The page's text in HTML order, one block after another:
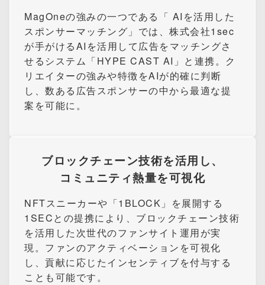
MagOneの強みの一つである「 AIを活用した
スポンサーマッチング」では、株式会社1sec
が手がけるAIを活用して広告をマッチングさ
せるシステム「HYPE CAST AI」と連携。ク
リエイターの強みや特徴をAIが的確に判断
し、数ある広告スポンサーの中から最適な提
案を可能に。
ブロックチェーン技術を活用し、
コミュニティ熱量を可視化
NFTスニーカーや「1BLOCK」を展開する
1SECとの提携により、ブロックチェーン技術
を活用した次世代のファンサイト運用が実
現。ファンのアクティベーションを可視化
し、貢献に応じたインセンティブを付与する
ことも可能です。